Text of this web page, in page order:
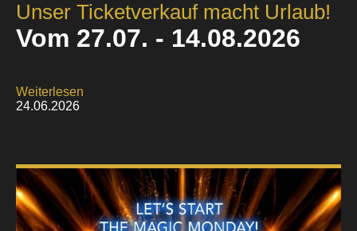
Unser Ticketverkauf macht Urlaub!
Vom 27.07. - 14.08.2026
Weiterlesen
24.06.2026